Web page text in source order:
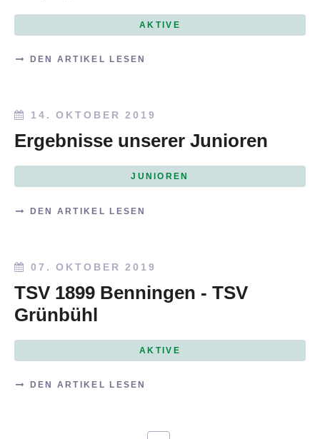
AKTIVE
DEN ARTIKEL LESEN
14. OKTOBER 2019
Ergebnisse unserer Junioren
JUNIOREN
DEN ARTIKEL LESEN
07. OKTOBER 2019
TSV 1899 Benningen - TSV
Grünbühl
AKTIVE
DEN ARTIKEL LESEN